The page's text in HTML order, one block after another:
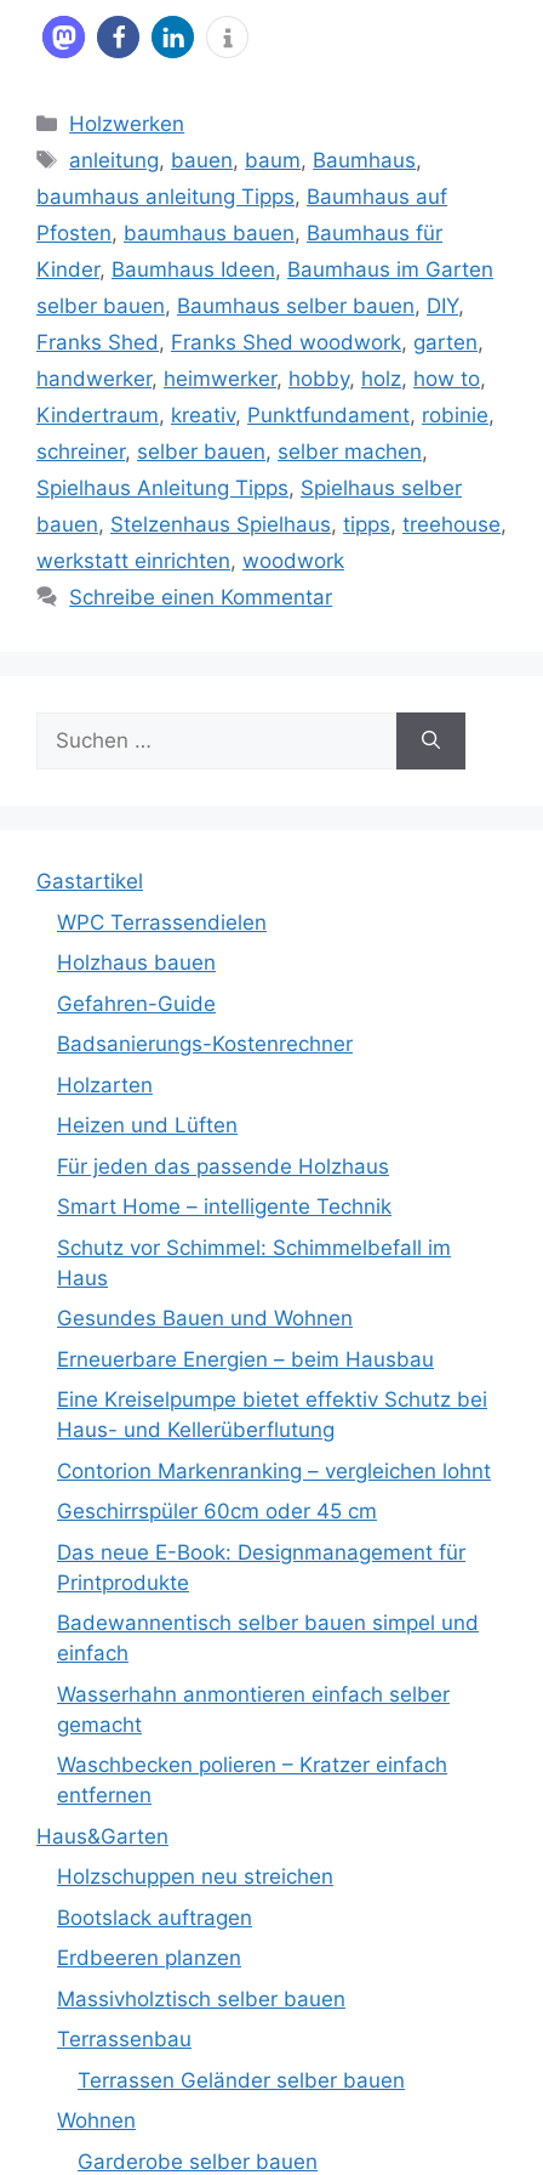
Kategorien
Holzwerken
Schlagwörter
anleitung, bauen, baum, Baumhaus,
baumhaus anleitung Tipps, Baumhaus auf
Pfosten, baumhaus bauen, Baumhaus für
Kinder, Baumhaus Ideen, Baumhaus im Garten
selber bauen, Baumhaus selber bauen, DIY,
Franks Shed, Franks Shed woodwork, garten,
handwerker, heimwerker, hobby, holz, how to,
Kindertraum, kreativ, Punktfundament, robinie,
schreiner, selber bauen, selber machen,
Spielhaus Anleitung Tipps, Spielhaus selber
bauen, Stelzenhaus Spielhaus, tipps, treehouse,
werkstatt einrichten, woodwork
Schreibe einen Kommentar
Suche
nach:
Gastartikel
WPC Terrassendielen
Holzhaus bauen
Gefahren-Guide
Badsanierungs-Kostenrechner
Holzarten
Heizen und Lüften
Für jeden das passende Holzhaus
Smart Home – intelligente Technik
Schutz vor Schimmel: Schimmelbefall im
Haus
Gesundes Bauen und Wohnen
Erneuerbare Energien – beim Hausbau
Eine Kreiselpumpe bietet effektiv Schutz bei
Haus- und Kellerüberflutung
Contorion Markenranking – vergleichen lohnt
Geschirrspüler 60cm oder 45 cm
Das neue E-Book: Designmanagement für
Printprodukte
Badewannentisch selber bauen simpel und
einfach
Wasserhahn anmontieren einfach selber
gemacht
Waschbecken polieren – Kratzer einfach
entfernen
Haus&Garten
Holzschuppen neu streichen
Bootslack auftragen
Erdbeeren planzen
Massivholztisch selber bauen
Terrassenbau
Terrassen Geländer selber bauen
Wohnen
Garderobe selber bauen